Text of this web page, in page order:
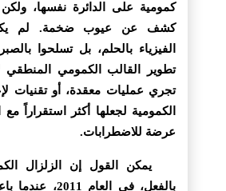
كمومية على الدائرة نفسها،
كشف عن عيوب ضخمة. لم
الفيزياء بالحلم، بل تسلحوا
تطوير القالب الكمومي المنطقي
تجري عمليات معقدة، أو تقنيات
الكمومية لجعلها أكثر استقراراً
عرضة للاضطرابات.
يمكن القول إن الزلزال
بالفعل، في العام